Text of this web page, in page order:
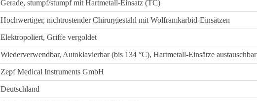
Gerade, stumpf/stumpf mit Hartmetall-Einsatz (TC)
Hochwertiger, nichtrostender Chirurgiestahl mit Wolframkarbid-Einsätzen
Elektropoliert, Griffe vergoldet
Wiederverwendbar, Autoklavierbar (bis 134 °C), Hartmetall-Einsätze austauschbar
Zepf Medical Instruments GmbH
Deutschland